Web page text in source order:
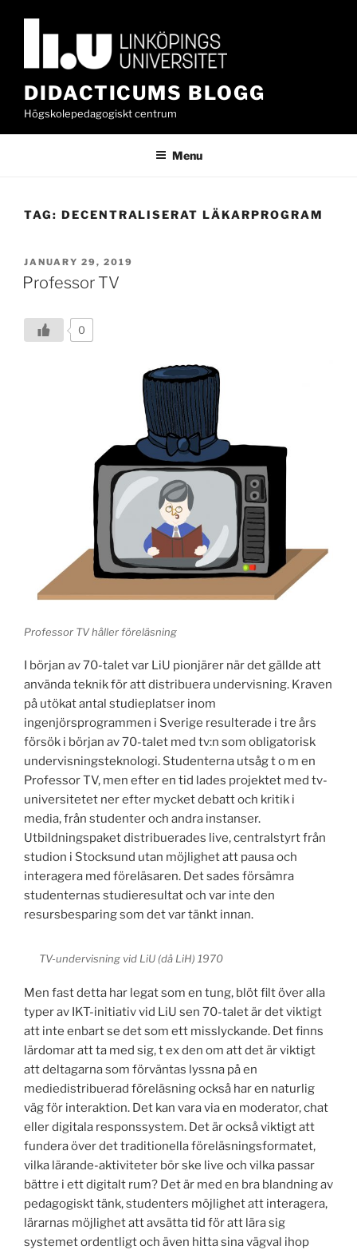
DIDACTICUMS BLOGG
Högskolepedagogiskt centrum
Menu
TAG: DECENTRALISERAT LÄKARPROGRAM
POSTED
ON
JANUARY 29, 2019
Professor TV
0
Professor TV håller föreläsning
I början av 70-talet var LiU pionjärer när det gällde att
använda teknik för att distribuera undervisning. Kraven
på utökat antal studieplatser inom
ingenjörsprogrammen i Sverige resulterade i tre års
försök i början av 70-talet med tv:n som obligatorisk
undervisningsteknologi. Studenterna utsåg t o m en
Professor TV, men efter en tid lades projektet med tv-
universitetet ner efter mycket debatt och kritik i
media, från studenter och andra instanser.
Utbildningspaket distribuerades live, centralstyrt från
studion i Stocksund utan möjlighet att pausa och
interagera med föreläsaren. Det sades försämra
studenternas studieresultat och var inte den
resursbesparing som det var tänkt innan.
TV-undervisning vid LiU (då LiH) 1970
Men fast detta har legat som en tung, blöt filt över alla
typer av IKT-initiativ vid LiU sen 70-talet är det viktigt
att inte enbart se det som ett misslyckande. Det finns
lärdomar att ta med sig, t ex den om att det är viktigt
att deltagarna som förväntas lyssna på en
mediedistribuerad föreläsning också har en naturlig
väg för interaktion. Det kan vara via en moderator, chat
eller digitala responssystem. Det är också viktigt att
fundera över det traditionella föreläsningsformatet,
vilka lärande-aktiviteter bör ske live och vilka passar
bättre i ett digitalt rum? Det är med en bra blandning av
pedagogiskt tänk, studenters möjlighet att interagera,
lärarnas möjlighet att avsätta tid för att lära sig
systemet ordentligt och även hitta sina vägval ihop